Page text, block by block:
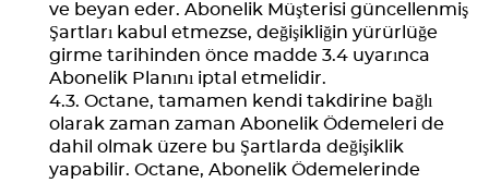
ve beyan eder. Abonelik Müşterisi güncellenmiş
Şartları kabul etmezse, değişikliğin yürürlüğe
girme tarihinden önce madde 3.4 uyarınca
Abonelik Planını iptal etmelidir.
Octane, tamamen kendi takdirine bağlı
olarak zaman zaman Abonelik Ödemeleri de
dahil olmak üzere bu Şartlarda değişiklik
yapabilir. Octane, Abonelik Ödemelerinde